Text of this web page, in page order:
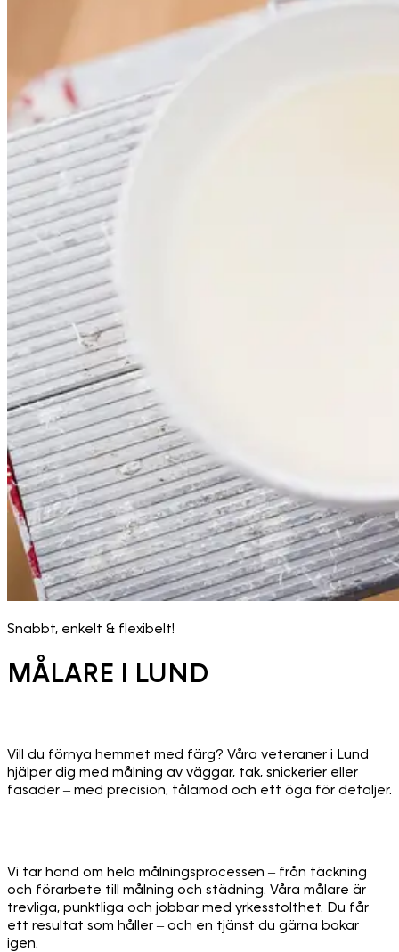
Snabbt, enkelt & flexibelt!
MÅLARE I LUND
Vill du förnya hemmet med färg? Våra veteraner i Lund
hjälper dig med målning av väggar, tak, snickerier eller
fasader – med precision, tålamod och ett öga för detaljer.
Vi tar hand om hela målningsprocessen – från täckning
och förarbete till målning och städning. Våra målare är
trevliga, punktliga och jobbar med yrkesstolthet. Du får
ett resultat som håller – och en tjänst du gärna bokar
igen.